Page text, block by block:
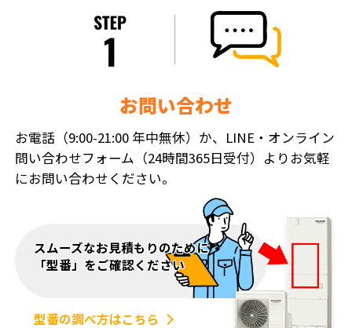
お問い合わせ
お電話（9:00-21:00 年中無休）か、LINE・オンライン
問い合わせフォーム（24時間365日受付）よりお気軽
にお問い合わせください。
スムーズなお見積もりのために
「型番」をご確認ください
型番の調べ方はこちら